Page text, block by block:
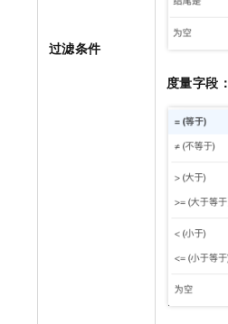
过滤条件
度量字段：